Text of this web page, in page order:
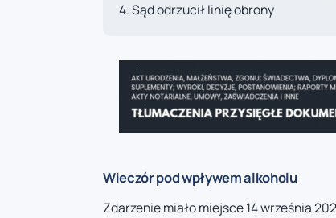
Sąd odrzucił linię obrony
Wieczór pod wpływem alkoholu
Zdarzenie miało miejsce 14 września